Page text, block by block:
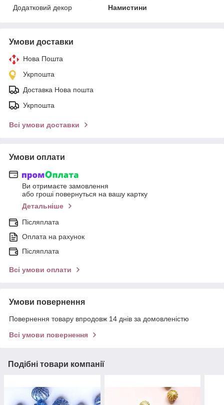
Додатковий декор
Намистини
Умови доставки
Нова Пошта
Укрпошта
Доставка Нова пошта
Укрпошта
Всі умови доставки
Умови оплати
Ви отримаєте замовлення
або гроші повернуться на вашу картку
Детальніше
Післяплата
Оплата на рахунок
Післяплата
Всі умови оплати
Умови повернення
Повернення товару впродовж 14 днів за домовленістю
Всі умови повернення
Подібні товари компанії